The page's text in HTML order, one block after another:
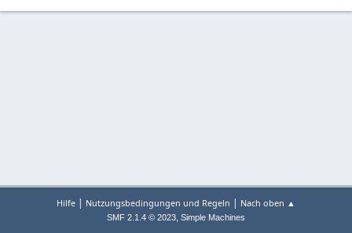
Hilfe | Nutzungsbedingungen und Regeln | Nach oben ▲
SMF 2.1.4 © 2023, Simple Machines